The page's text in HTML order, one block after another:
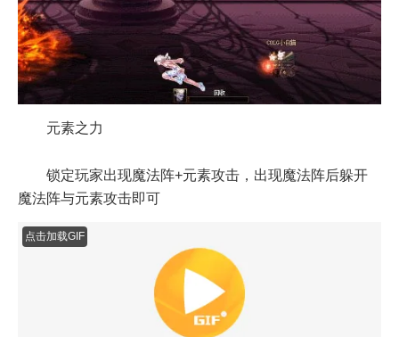
锁定玩家出现魔法阵+元素攻击，出现魔法阵后躲开